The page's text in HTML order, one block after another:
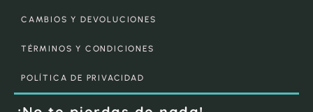
CAMBIOS Y DEVOLUCIONES
TÉRMINOS Y CONDICIONES
POLÍTICA DE PRIVACIDAD